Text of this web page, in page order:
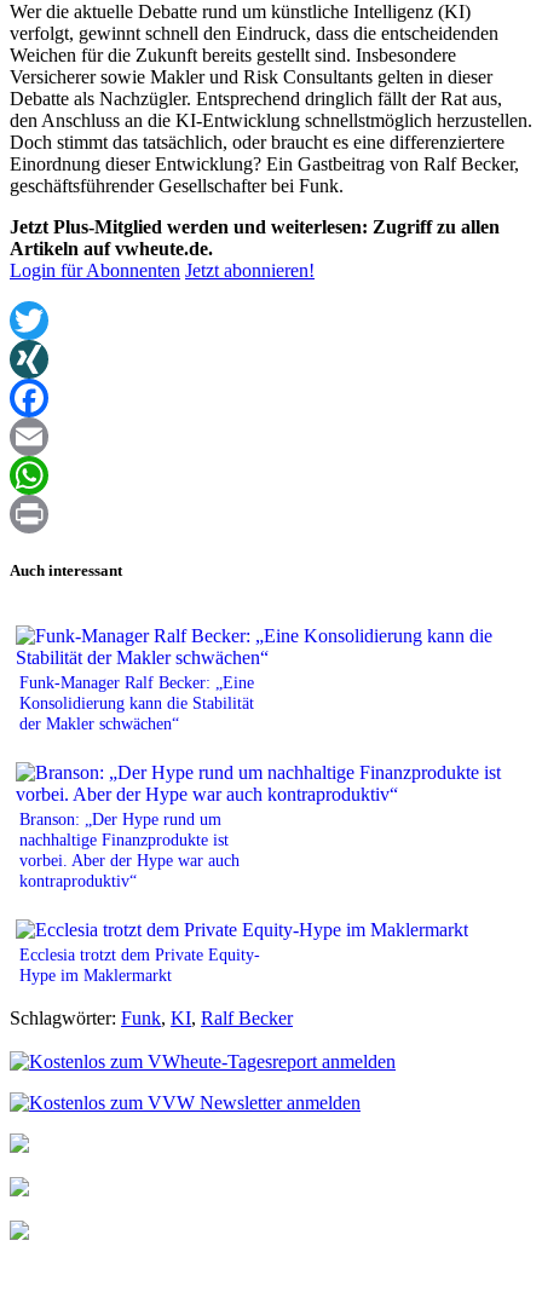
Wer die aktuelle Debatte rund um künstliche Intelligenz (KI)
verfolgt, gewinnt schnell den Eindruck, dass die entscheidenden
Weichen für die Zukunft bereits gestellt sind. Insbesondere
Versicherer sowie Makler und Risk Consultants gelten in dieser
Debatte als Nachzügler. Entsprechend dringlich fällt der Rat aus,
den Anschluss an die KI-Entwicklung schnellstmöglich herzustellen.
Doch stimmt das tatsächlich, oder braucht es eine differenziertere
Einordnung dieser Entwicklung? Ein Gastbeitrag von Ralf Becker,
geschäftsführender Gesellschafter bei Funk.
Jetzt Plus-Mitglied werden und weiterlesen: Zugriff zu allen
Artikeln auf vwheute.de.
Login für Abonnenten Jetzt abonnieren!
Twitter
XING
Facebook
Email
WhatsApp
Auch interessant
Funk-Manager Ralf Becker: „Eine
Konsolidierung kann die Stabilität
der Makler schwächen“
Branson: „Der Hype rund um
nachhaltige Finanzprodukte ist
vorbei. Aber der Hype war auch
kontraproduktiv“
Ecclesia trotzt dem Private Equity-
Hype im Maklermarkt
Schlagwörter: Funk, KI, Ralf Becker